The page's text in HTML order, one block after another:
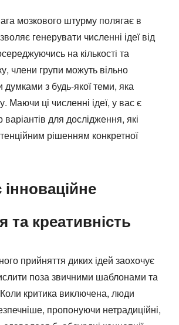
мозкового штурму полягає в
генерувати численні ідеї від
на кількості та
члени групи можуть вільно
думками з будь-якої теми, яка
Маючи ці численні ідеї, у вас є
для дослідження, які
рішенням конкретної
та креативність
прийняття диких ідей заохочує
поза звичними шаблонами та
критика виключена, люди
пропонуючи нетрадиційні,